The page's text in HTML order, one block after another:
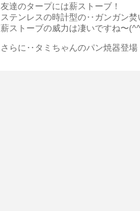
友達のタープには薪ストーブ！
ステンレスの時計型の‥ガンガン
薪ストーブの威力は凄いですね〜
さらに‥タミちゃんのパン焼器登場